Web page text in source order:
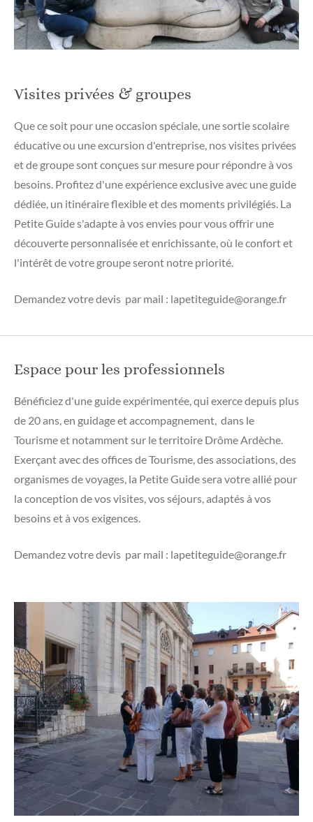
Visites privées & groupes
Que ce soit pour une occasion spéciale, une sortie scolaire
éducative ou une excursion d'entreprise, nos visites privées
et de groupe sont conçues sur mesure pour répondre à vos
besoins. Profitez d'une expérience exclusive avec une guide
dédiée, un itinéraire flexible et des moments privilégiés. La
Petite Guide s'adapte à vos envies pour vous offrir une
découverte personnalisée et enrichissante, où le confort et
l'intérêt de votre groupe seront notre priorité.
Demandez votre devis par mail : lapetiteguide@orange.fr
Espace pour les professionnels
Bénéficiez d'une guide expérimentée, qui exerce depuis plus
de 20 ans, en guidage et accompagnement, dans le
Tourisme et notamment sur le territoire Drôme Ardèche.
Exerçant avec des offices de Tourisme, des associations, des
organismes de voyages, la Petite Guide sera votre allié pour
la conception de vos visites, vos séjours, adaptés à vos
besoins et à vos exigences.
Demandez votre devis par mail : lapetiteguide@orange.fr